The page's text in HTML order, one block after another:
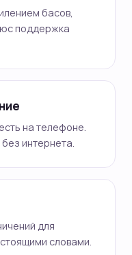
басов,
поддержка
на телефоне.
интернета.
для
словами.